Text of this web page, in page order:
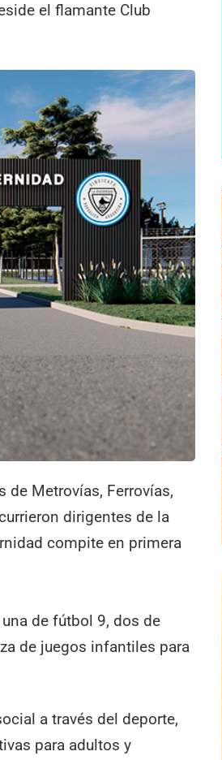
el flamante Club
de Metrovías, Ferrovías,
dirigentes de la
compite en primera
de fútbol 9, dos de
de juegos infantiles para
a través del deporte,
para adultos y